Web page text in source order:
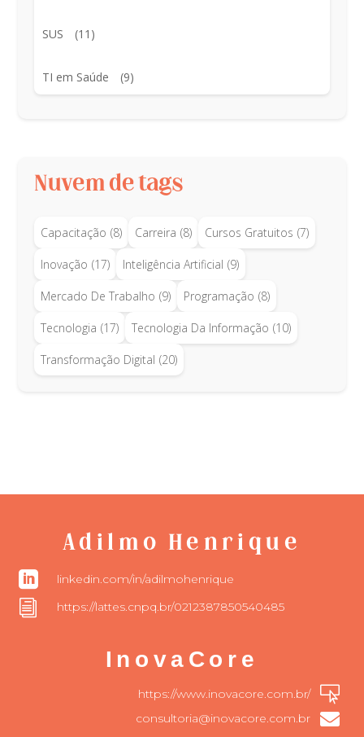
SUS (11)
TI em Saúde (9)
Nuvem de tags
Capacitação (8) Carreira (8) Cursos Gratuitos (7)
Inovação (17) Inteligência Artificial (9)
Mercado De Trabalho (9) Programação (8)
Tecnologia (17) Tecnologia Da Informação (10)
Transformação Digital (20)
Adilmo Henrique
 linkedin.com/in/adilmohenrique
i https://lattes.cnpq.br/0212387850540485
InovaCore

https://www.inovacore.com.br/

consultoria@inovacore.com.br